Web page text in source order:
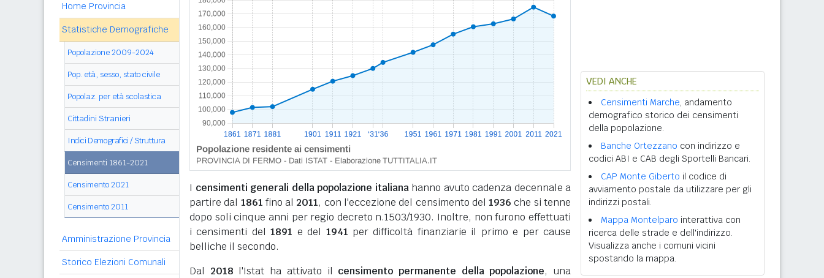
Home Provincia
Statistiche Demografiche
Popolazione 2009-2024
Pop. età, sesso, stato civile
Popolaz. per età scolastica
Cittadini Stranieri
Indici Demografici / Struttura
Censimenti 1861-2021
Censimento 2021
Censimento 2011
Amministrazione Provincia
Storico Elezioni Comunali
I censimenti generali della popolazione italianahanno avuto cadenza decennale a
partire dal 1861 fino al 2011, con l'eccezione del censimento del1936 che si tenne
dopo soli cinque anni per regio decreto n.1503/1930. Inoltre, non furono effettuati
i censimenti del1891 e del 1941 per difficoltà finanziarie il primo e per cause
belliche il secondo.
Dal 2018 l'Istat ha attivato il censimento permanente della popolazione, una
VEDI ANCHE
Censimenti Marche, andamento
demografico storico dei censimenti
della popolazione.
Banche Ortezzano con indirizzo e
codici ABI e CAB degli Sportelli Bancari.
CAP Monte Giberto il codice di
avviamento postale da utilizzare per gli
indirizzi postali.
Mappa Montelparo interattiva con
ricerca delle strade e dell'indirizzo.
Visualizza anche i comuni vicini
spostando la mappa.